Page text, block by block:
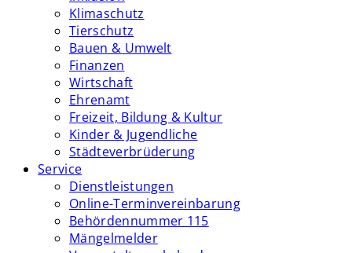
Klimaschutz
Tierschutz
Bauen & Umwelt
Finanzen
Wirtschaft
Ehrenamt
Freizeit, Bildung & Kultur
Kinder & Jugendliche
Städteverbrüderung
Service
Dienstleistungen
Online-Terminvereinbarung
Behördennummer 115
Mängelmelder